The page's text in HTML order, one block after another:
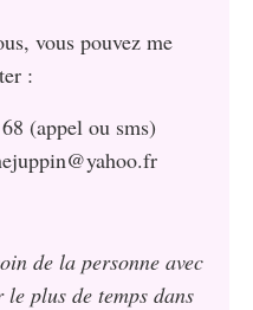
vous pouvez me
:
(appel ou sms)
de la personne avec
plus de temps dans